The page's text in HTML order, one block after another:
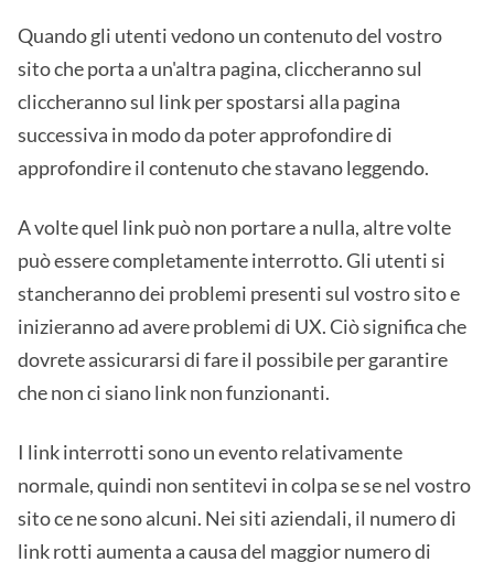
Quando gli utenti vedono un contenuto del vostro
sito che porta a un'altra pagina, cliccheranno sul
cliccheranno sul link per spostarsi alla pagina
successiva in modo da poter approfondire di
approfondire il contenuto che stavano leggendo.
A volte quel link può non portare a nulla, altre volte
può essere completamente interrotto. Gli utenti si
stancheranno dei problemi presenti sul vostro sito e
inizieranno ad avere problemi di UX. Ciò significa che
dovrete assicurarsi di fare il possibile per garantire
che non ci siano link non funzionanti.
I link interrotti sono un evento relativamente
normale, quindi non sentitevi in colpa se se nel vostro
sito ce ne sono alcuni. Nei siti aziendali, il numero di
link rotti aumenta a causa del maggior numero di